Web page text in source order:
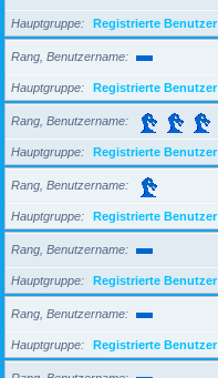
Hauptgruppe Registrierte Benutzer
Rang, Benutzername
Hauptgruppe Registrierte Benutzer
Rang, Benutzername
Hauptgruppe Registrierte Benutzer
Rang, Benutzername
Hauptgruppe Registrierte Benutzer
Rang, Benutzername
Hauptgruppe Registrierte Benutzer
Rang, Benutzername
Hauptgruppe Registrierte Benutzer